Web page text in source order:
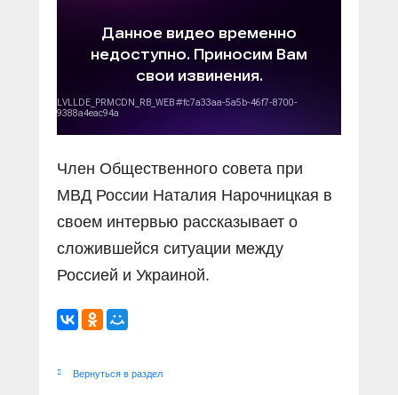
Документальные фильмы
В знании сила
Специальный репортаж
Газета «Щит и меч»
Журнал «Полиция России»
О ПОРТАЛЕ
Вакансии
Член Общественного совета при
МВД России Наталия Нарочницкая в
своем интервью рассказывает о
сложившейся ситуации между
Россией и Украиной.
Вернуться в раздел